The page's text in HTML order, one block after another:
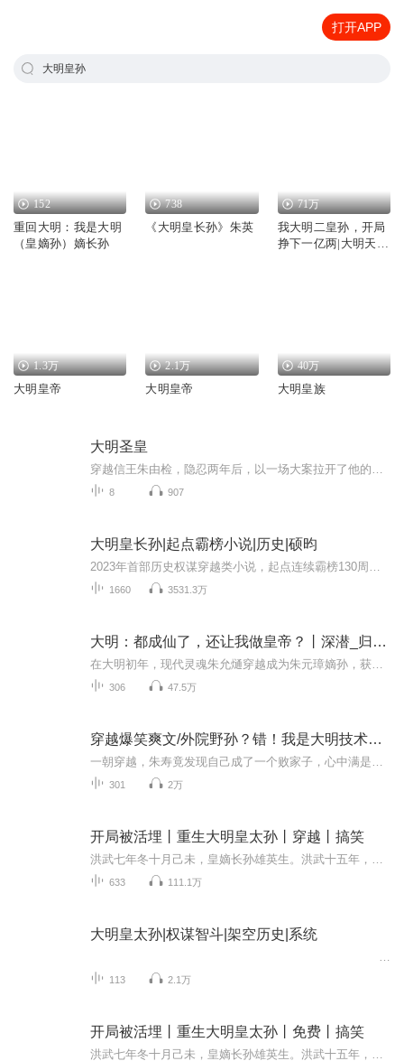
打开APP
大明皇孙
152
重回大明：我是大明
（皇嫡孙）嫡长孙
738
《大明皇长孙》朱英
71万
我大明二皇孙，开局
挣下一亿两|大明天
1.3万
大明皇帝
2.1万
大明皇帝
40万
大明皇族
大明圣皇
8 907
大明皇长孙|起点霸榜小说|历史|硕昀
1660 3531.3万
大明：都成仙了，还让我做皇帝？丨深潜_归墟演播、【多播】丨皇孙玩转大明
306 47.5万
穿越爆笑爽文/外院野孙？错！我是大明技术流真皇孙
301 2万
开局被活埋丨重生大明皇太孙丨穿越丨搞笑
633 111.1万
大明皇太孙|权谋智斗|架空历史|系统
113 2.1万
开局被活埋丨重生大明皇太孙丨免费丨搞笑